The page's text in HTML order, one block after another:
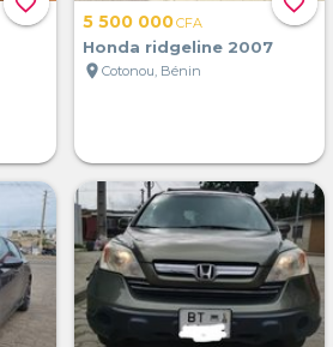
5 500 000CFA
Honda ridgeline 2007
location_on Cotonou, Bénin